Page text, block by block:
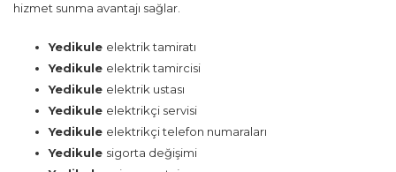
hizmet sunma avantajı sağlar.
Yedikule elektrik tamiratı
Yedikule elektrik tamircisi
Yedikule elektrik ustası
Yedikule elektrikçi servisi
Yedikule elektrikçi telefon numaraları
Yedikule sigorta değişimi